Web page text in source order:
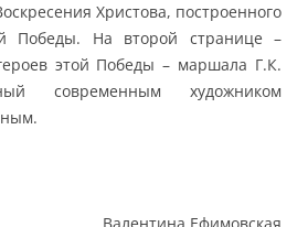
Христова, построенного
Победы. На второй странице –
этой Победы – маршала Г.К.
современным художником